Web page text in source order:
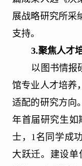
展战略研究所采
支持。
3.聚焦人才
以图书情报
馆专业人才培养
适配的研究方向
年首届研究生如
士， 1名同学成
大跃迁。建设单